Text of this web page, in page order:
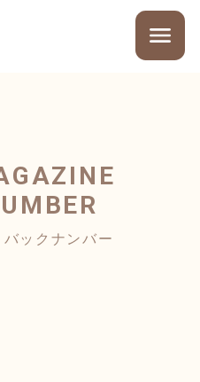
ックナンバー